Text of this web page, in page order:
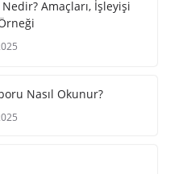
Nedir? Amaçları, İşleyişi
Nasıl Okunur?